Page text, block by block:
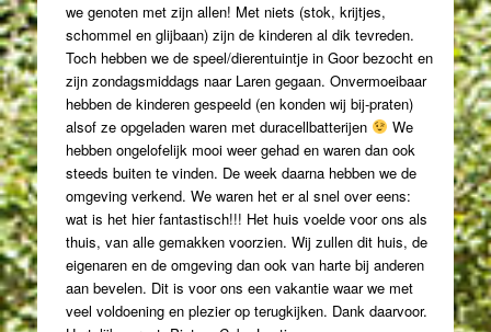
we genoten met zijn allen! Met niets (stok, krijtjes,
schommel en glijbaan) zijn de kinderen al dik tevreden.
Toch hebben we de speel/dierentuintje in Goor bezocht en
zijn zondagsmiddags naar Laren gegaan. Onvermoeibaar
hebben de kinderen gespeeld (en konden wij bij-praten)
alsof ze opgeladen waren met duracellbatterijen
We
hebben ongelofelijk mooi weer gehad en waren dan ook
steeds buiten te vinden. De week daarna hebben we de
omgeving verkend. We waren het er al snel over eens:
wat is het hier fantastisch!!! Het huis voelde voor ons als
thuis, van alle gemakken voorzien. Wij zullen dit huis, de
eigenaren en de omgeving dan ook van harte bij anderen
aan bevelen. Dit is voor ons een vakantie waar we met
veel voldoening en plezier op terugkijken. Dank daarvoor.